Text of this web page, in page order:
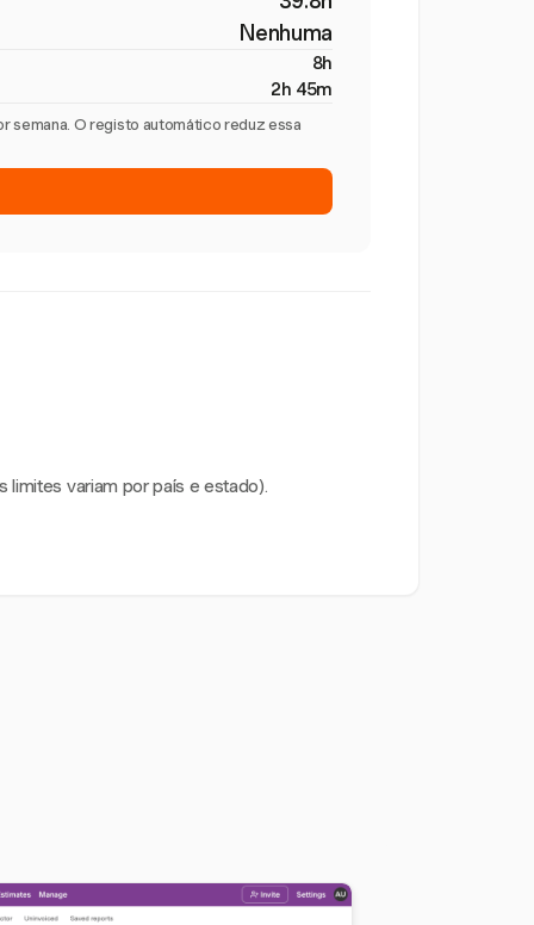
Nenhuma
8h
2h 45m
semana. O registo automático reduz essa
variam por país e estado).